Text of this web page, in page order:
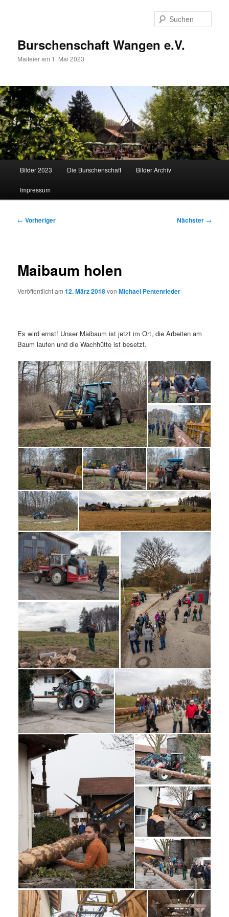
Burschenschaft Wangen e.V.
Maifeier am 1. Mai 2023
Bilder 2023 Die Burschenschaft Bilder Archiv
Impressum
Beitragsnavigation
← Vorheriger Nächster →
Maibaum holen
Veröffentlicht am12. März 2018vonMichael Pentenrieder
Es wird ernst! Unser Maibaum ist jetzt im Ort, die Arbeiten am
Baum laufen und die Wachhütte ist besetzt.